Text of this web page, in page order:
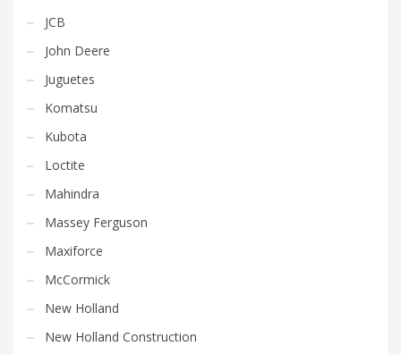
JCB
John Deere
Juguetes
Komatsu
Kubota
Loctite
Mahindra
Massey Ferguson
Maxiforce
McCormick
New Holland
New Holland Construction